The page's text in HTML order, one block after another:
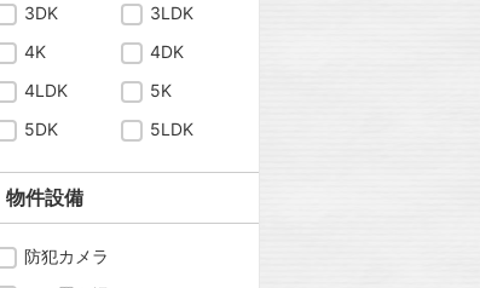
3DK
3LDK
4K
4DK
4LDK
5K
5DK
5LDK
物件設備
防犯カメラ